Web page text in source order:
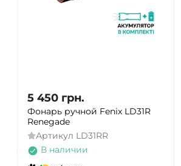
5 450 грн.
Фонарь ручной Fenix ​​LD31R
Renegade
Артикул LD31RR
В наличии